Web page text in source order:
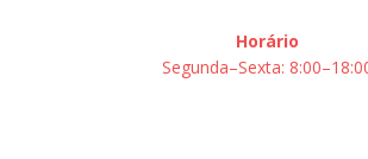
Horário
Segunda–Sexta: